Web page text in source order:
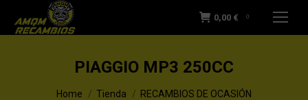
0,00 € 0
PIAGGIO MP3 250CC
You are here:Home Tienda
RECAMBIOS DE OCASIÓN